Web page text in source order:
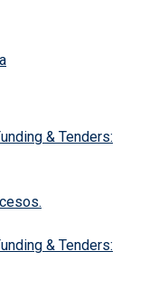
& Tenders:
& Tenders: